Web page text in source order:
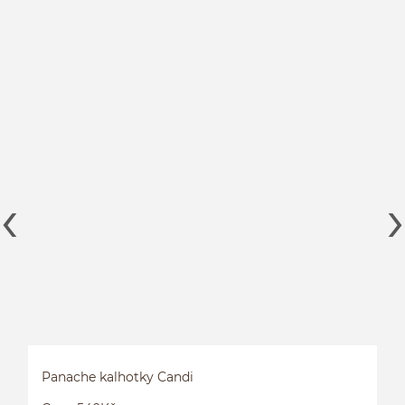
Panache kalhotky Candi